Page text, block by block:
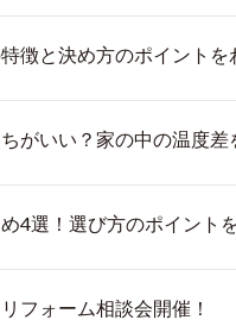
徴と決め方のポイントを
がいい？家の中の温度
4選！選び方のポイント
フォーム相談会開催！